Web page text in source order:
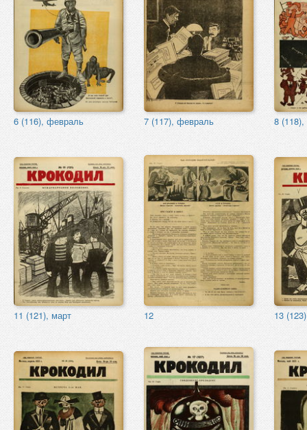
6 (116), февраль 7 (117), февраль 8
11 (121), март 12 13